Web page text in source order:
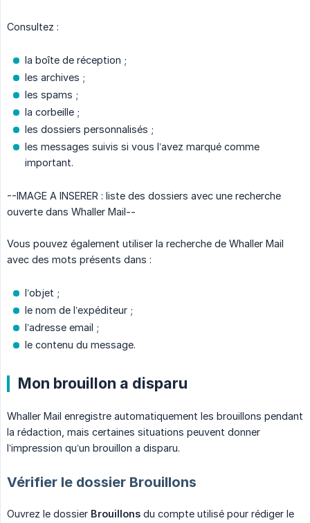
Consultez :
la boîte de réception ;
les archives ;
les spams ;
la corbeille ;
les dossiers personnalisés ;
les messages suivis si vous l’avez marqué comme
important.
--IMAGE A INSERER : liste des dossiers avec une recherche
ouverte dans Whaller Mail--
Vous pouvez également utiliser la recherche de Whaller Mail
avec des mots présents dans :
l’objet ;
le nom de l’expéditeur ;
l’adresse email ;
le contenu du message.
Mon brouillon a disparu
Whaller Mail enregistre automatiquement les brouillons pendant
la rédaction, mais certaines situations peuvent donner
l’impression qu’un brouillon a disparu.
Vérifier le dossier Brouillons
Ouvrez le dossier Brouillons du compte utilisé pour rédiger le